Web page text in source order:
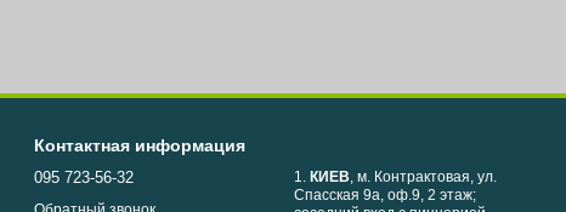
Контактная информация
095 723-56-32 1. КИЕВ, м. Контрактовая, ул.
Спасская 9а, оф.9, 2 этаж;